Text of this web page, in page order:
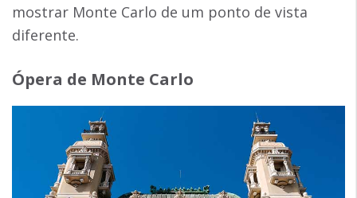
mostrar Monte Carlo de um ponto de vista
diferente.
Ópera de Monte Carlo